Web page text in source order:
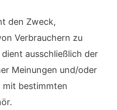
den Zweck,
Verbrauchern zu
ausschließlich der
Meinungen und/oder
bestimmten